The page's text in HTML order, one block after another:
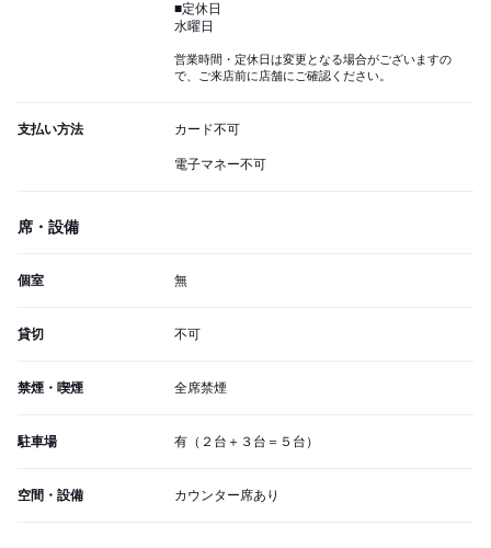
■定休日
水曜日
営業時間・定休日は変更となる場合がございますの
で、ご来店前に店舗にご確認ください。
支払い方法 カード不可
電子マネー不可
席・設備
個室 無
貸切 不可
禁煙・喫煙 全席禁煙
駐車場 有（２台＋３台＝５台）
空間・設備 カウンター席あり